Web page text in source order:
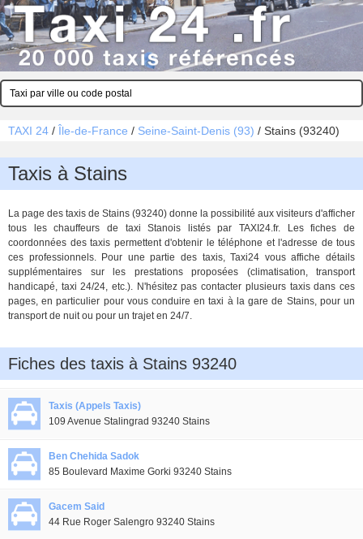
TAXI 24 / Île-de-France / Seine-Saint-Denis (93) / Stains (93240)
Taxis à Stains
La page des taxis de Stains (93240) donne la possibilité aux visiteurs d'afficher
tous les chauffeurs de taxi Stanois listés par TAXI24.fr. Les fiches de
coordonnées des taxis permettent d'obtenir le téléphone et l'adresse de tous
ces professionnels. Pour une partie des taxis, Taxi24 vous affiche détails
supplémentaires sur les prestations proposées (climatisation, transport
handicapé, taxi 24/24, etc.). N'hésitez pas contacter plusieurs taxis dans ces
pages, en particulier pour vous conduire en taxi à la gare de Stains, pour un
transport de nuit ou pour un trajet en 24/7.
Fiches des taxis à Stains 93240
Taxis (Appels Taxis)
109 Avenue Stalingrad 93240 Stains
Ben Chehida Sadok
85 Boulevard Maxime Gorki 93240 Stains
Gacem Said
44 Rue Roger Salengro 93240 Stains